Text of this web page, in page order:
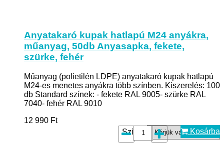
Anyatakaró kupak hatlapú M24 anyákra,
műanyag, 50db Anyasapka, fekete,
szürke, fehér
Műanyag (polietilén LDPE) anyatakaró kupak hatlapú
M24-es menetes anyákra több színben. Kiszerelés: 100
db Standard színek: - fekete RAL 9005- szürke RAL
7040- fehér RAL 9010
12 990 Ft
Szín:*:
Kosárba